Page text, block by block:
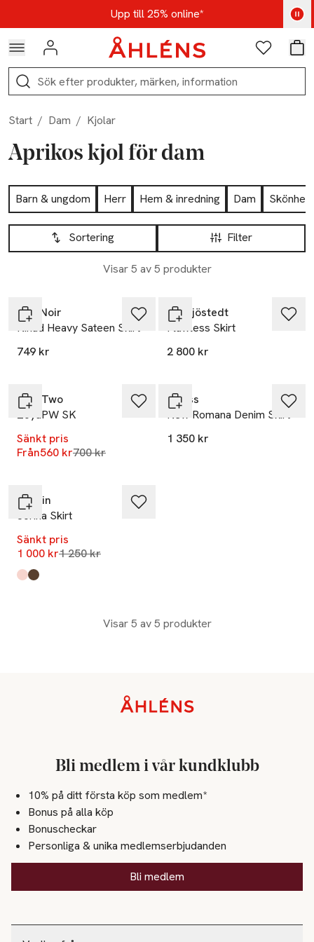
Hoppa till navigationsmenynUpp till 25% online*
Kod: AUG25 - Shoppa nu
Logga in Favoriter
Sök
Start / Dam / Kjolar
Aprikos kjol för dam
Hoppa till produktsidan
Barn & ungdom Herr Hem & inredning Dam
Skönhet
Hoppa till produktsidan
Filter
Sortering
Visar 5 av 5 produkter
Lista över produkter
Neo Noir
Ninad Heavy Sateen Skirt
749 kr
Ida Sjöstedt
Flawless Skirt
2 800 kr
Part Two
ZoyaPW SK
Sänkt pris
Från560 krLägsta pris 30 dagar
700 kr
Guess
New Romana Denim Skirt
1 350 kr
Stylein
Jorina Skirt
Sänkt pris
1 000 krLägsta pris 30 dagar
1 250 kr
Produkten finns i färgerna:
Off Pink
Cacao
Visar 5 av 5 produkter
Bli medlem i vår kundklubb
10% på ditt första köp som medlem*
Bonus på alla köp
Bonuscheckar
Personliga & unika medlemserbjudanden
Bli medlem